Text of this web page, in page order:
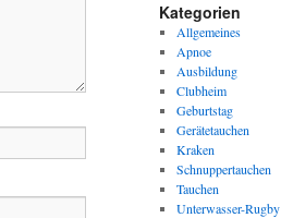
Kategorien
Allgemeines
Apnoe
Ausbildung
Clubheim
Geburtstag
Gerätetauchen
Kraken
Schnuppertauchen
Tauchen
Unterwasser-Rugby